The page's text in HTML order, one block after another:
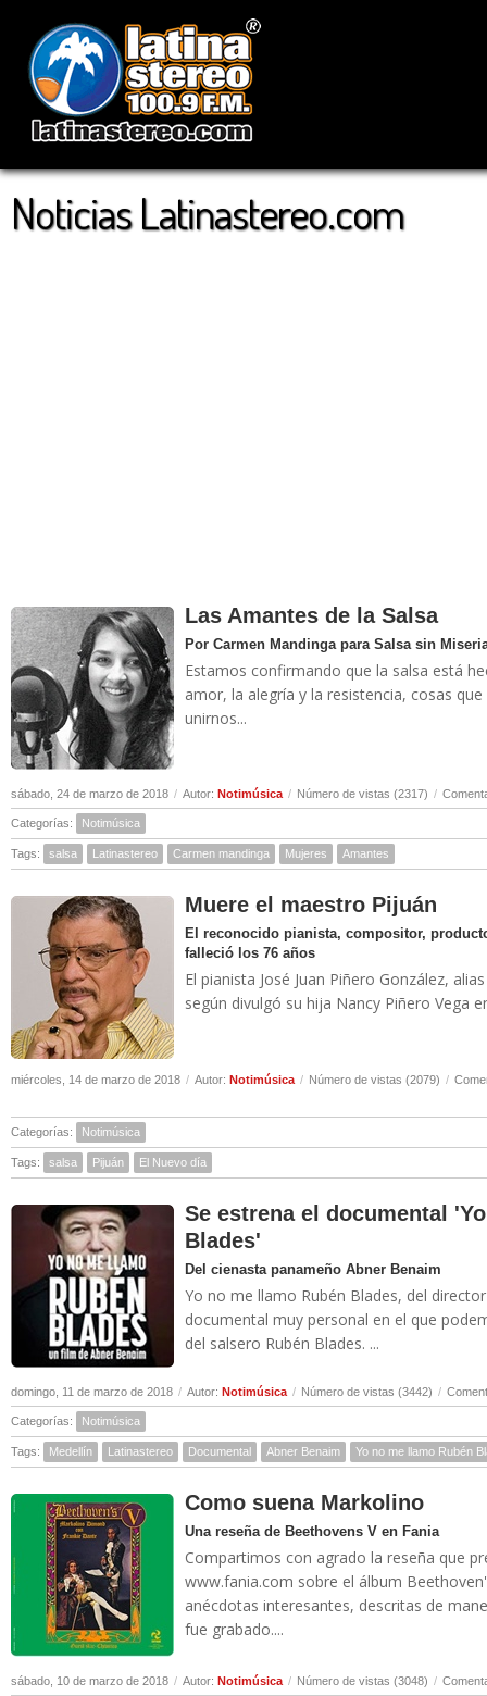
Noticias Latinastereo.com
Las Amantes de la Salsa
Por Carmen Mandinga para Salsa sin
Estamos confirmando que la salsa está
amor, la alegría y la resistencia, cosas
unirnos...
sábado, 24 de marzo de 2018 / Autor: Notimúsica / Número de vistas (2317) /
Categorías: Notimúsica
Tags: salsa Latinastereo Carmen mandinga Mujeres Amantes
Muere el maestro Pijuán
El reconocido pianista, compositor,
falleció los 76 años
El pianista José Juan Piñero González,
según divulgó su hija Nancy Piñero Vega
miércoles, 14 de marzo de 2018 / Autor: Notimúsica / Número de vistas (2079) /
Categorías: Notimúsica
Tags: salsa Pijuán El Nuevo día
Se estrena el documental
Blades'
Del cienasta panameño Abner Benaim
Yo no me llamo Rubén Blades, del
documental muy personal en el que
del salsero Rubén Blades. ...
domingo, 11 de marzo de 2018 / Autor: Notimúsica / Número de vistas (3442) /
Categorías: Notimúsica
Tags: Medellín Latinastereo Documental Abner Benaim Yo no me llamo Rubén
Como suena Markolino
Una reseña de Beethovens V en Fania
Compartimos con agrado la reseña que
www.fania.com sobre el álbum
anécdotas interesantes, descritas de
fue grabado....
sábado, 10 de marzo de 2018 / Autor: Notimúsica / Número de vistas (3048) /